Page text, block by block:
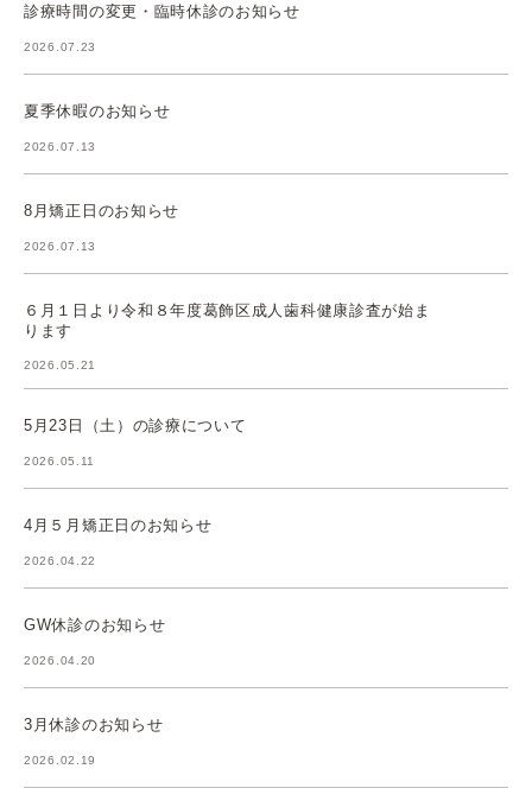
診療時間の変更・臨時休診のお知らせ
2026.07.23
夏季休暇のお知らせ
2026.07.13
8月矯正日のお知らせ
2026.07.13
６月１日より令和８年度葛飾区成人歯科健康診査が始ま
ります
2026.05.21
5月23日（土）の診療について
2026.05.11
4月５月矯正日のお知らせ
2026.04.22
GW休診のお知らせ
2026.04.20
3月休診のお知らせ
2026.02.19